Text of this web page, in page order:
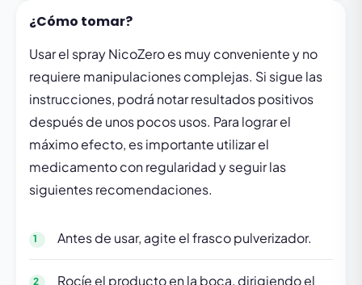
¿Cómo tomar?
Usar el spray NicoZero es muy conveniente y no
requiere manipulaciones complejas. Si sigue las
instrucciones, podrá notar resultados positivos
después de unos pocos usos. Para lograr el
máximo efecto, es importante utilizar el
medicamento con regularidad y seguir las
siguientes recomendaciones.
Antes de usar, agite el frasco pulverizador.
Rocíe el producto en la boca, dirigiendo el